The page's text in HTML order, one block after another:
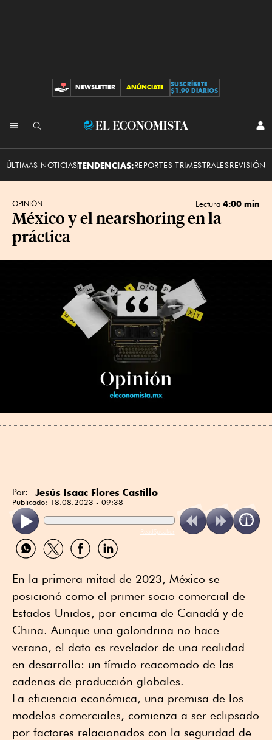
CONTRIBUCIONES
NEWSLETTER ANÚNCIATE
SUSCRÍBETE
$1.99 DIARIOS
El
ÚLTIMAS NOTICIASTENDENCIAS:REPORTES TRIMESTRALESREVISIÓN
OPINIÓN Lectura 4:00 min
México y el nearshoring en la
práctica
Por: Jesús Isaac Flores Castillo
Publicado: 18.08.2023 - 09:38
ReadSpeaker
Compartir
por
Compartir
por
Compartir
por
Compartir
por
En la primera mitad de 2023, México se
posicionó como el primer socio comercial de
Estados Unidos, por encima de Canadá y de
China. Aunque una golondrina no hace
verano, el dato es revelador de una realidad
en desarrollo: un tímido reacomodo de las
cadenas de producción globales.
La eficiencia económica, una premisa de los
modelos comerciales, comienza a ser eclipsado
por factores relacionados con la seguridad de